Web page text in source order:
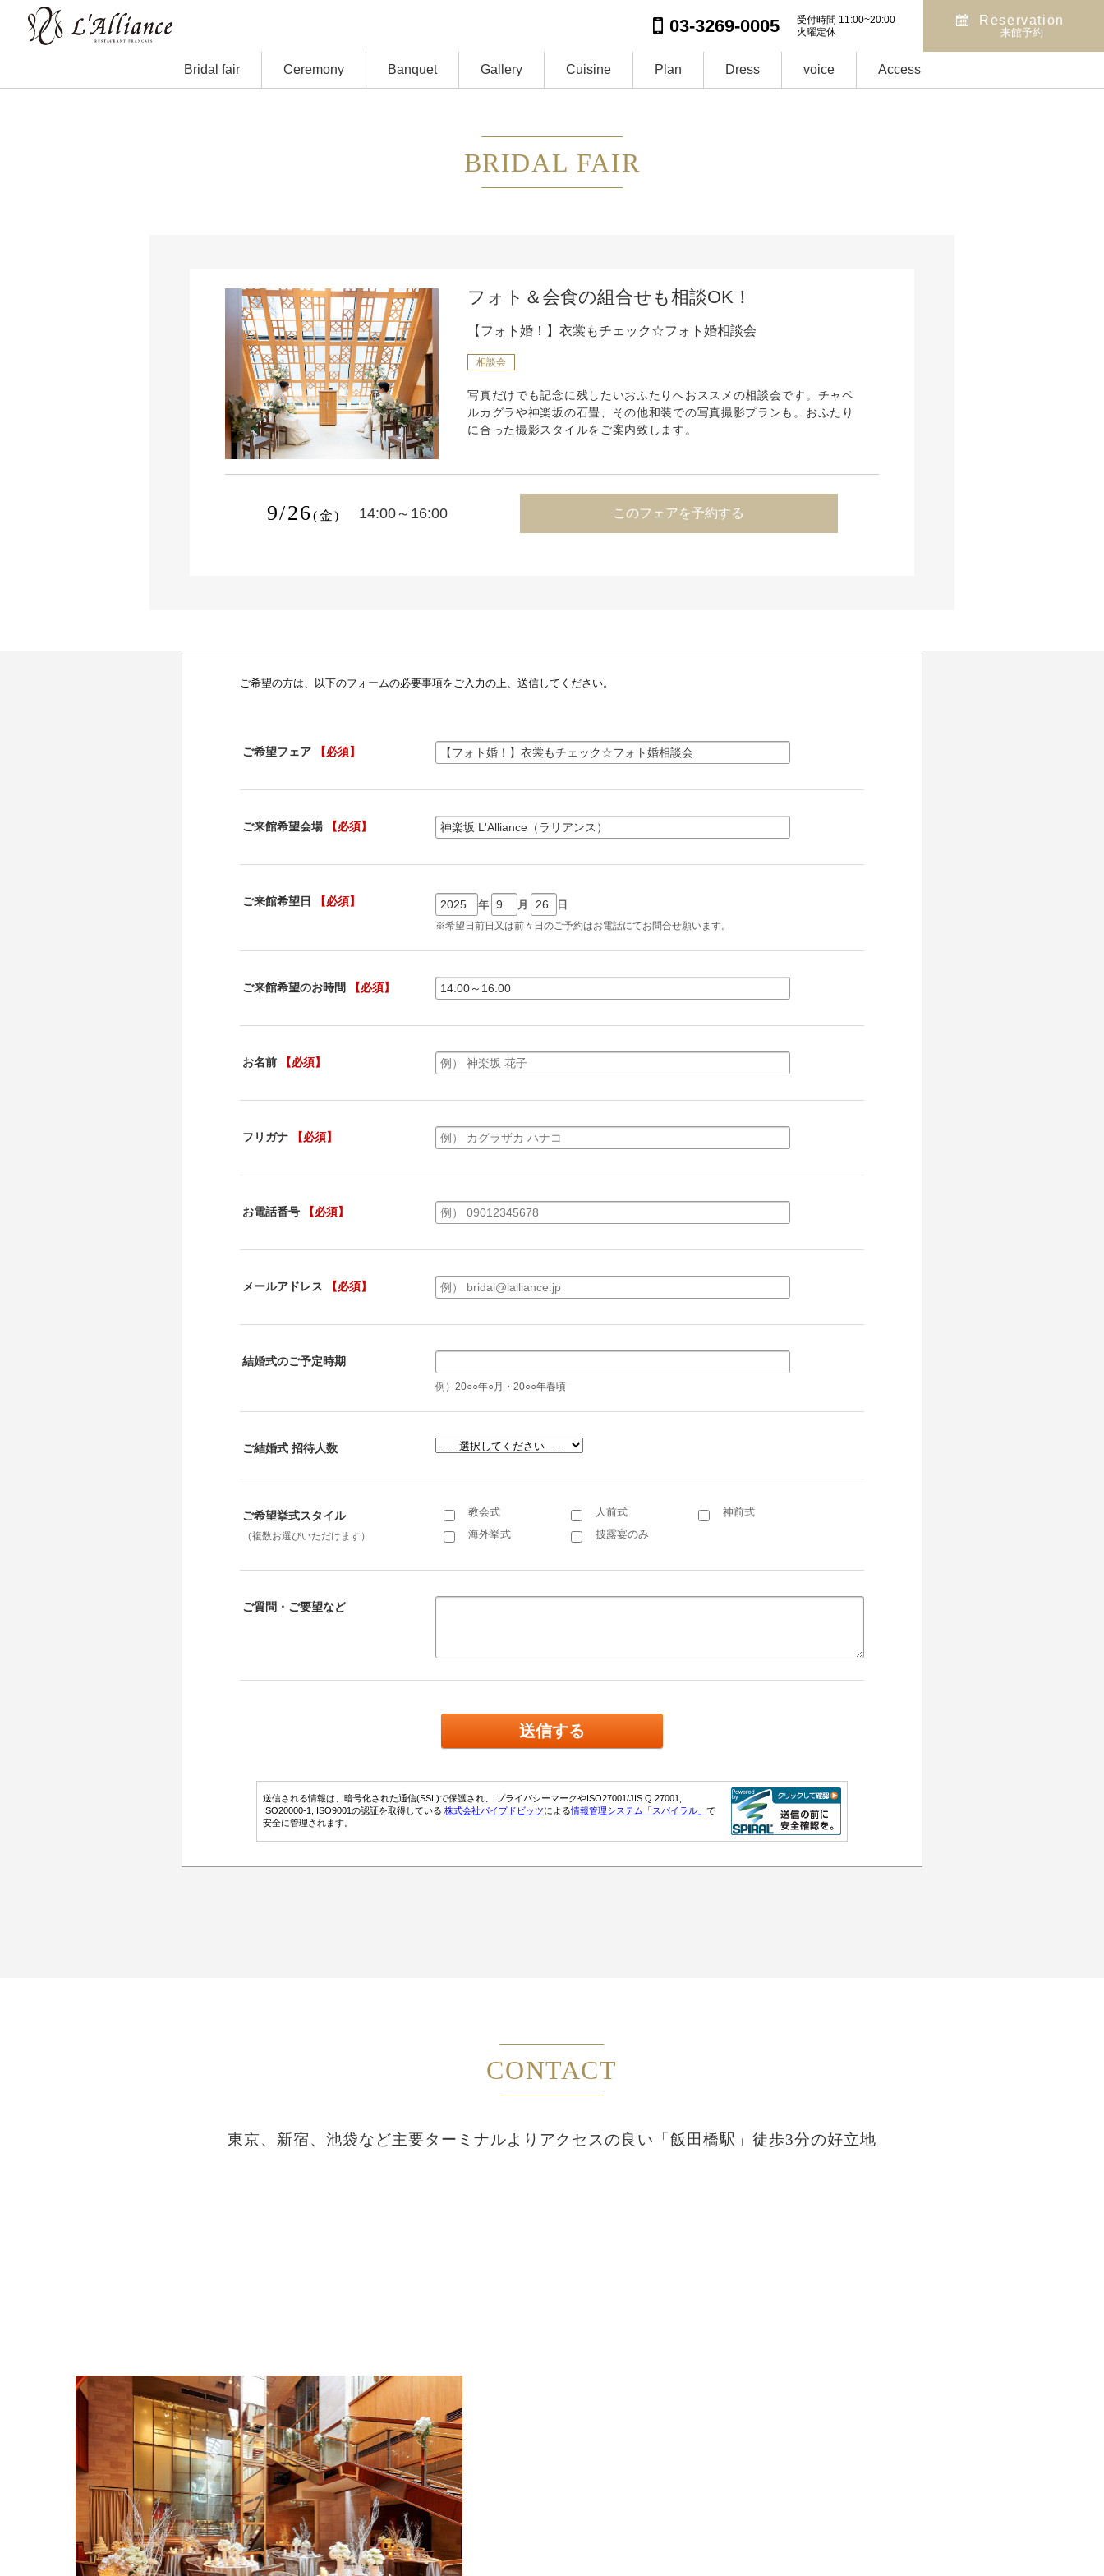
03-3269-0005
受付時間 11:00~20:00
火曜定休
Reservation
来館予約
Bridal fair Ceremony Banquet Gallery Cuisine Plan Dress voice Access
BRIDAL FAIR
フォト＆会食の組合せも相談OK！
【フォト婚！】衣裳もチェック☆フォト婚相談会
相談会
写真だけでも記念に残したいおふたりへおススメの相談会です。チャペ
ルカグラや神楽坂の石畳、その他和装での写真撮影プランも。おふたり
に合った撮影スタイルをご案内致します。
9/26(金) 14:00～16:00 このフェアを予約する
CONTACT
東京、新宿、池袋など主要ターミナルより アクセスの良い「飯田橋駅」徒歩3分の好立地